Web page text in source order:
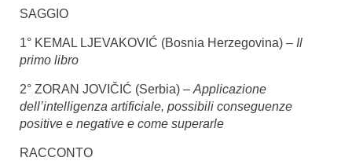
SAGGIO
1° KEMAL LJEVAKOVIĆ (Bosnia Herzegovina) – Il
primo libro
2° ZORAN JOVIČIĆ (Serbia) – Applicazione
dell’intelligenza artificiale, possibili conseguenze
positive e negative e come superarle
RACCONTO